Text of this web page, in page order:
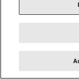
Worldwide
transformations in
Worldwide.
Peitersen, together
Talent Officer in the
Garshol, will form
Communications in